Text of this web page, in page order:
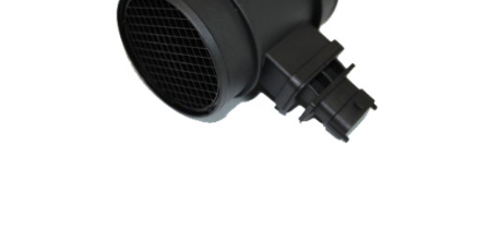
Inloggen / Registreren